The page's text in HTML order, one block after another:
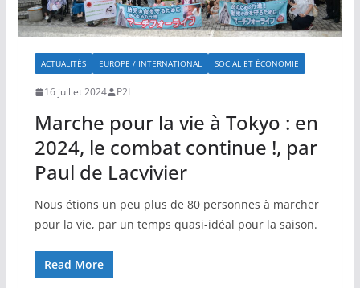
ACTUALITÉS EUROPE / INTERNATIONAL SOCIAL ET ÉCONOMIE
16 juillet 2024 P2L
Marche pour la vie à Tokyo : en
2024, le combat continue !, par
Paul de Lacvivier
Nous étions un peu plus de 80 personnes à marcher
pour la vie, par un temps quasi-idéal pour la saison.
Read More